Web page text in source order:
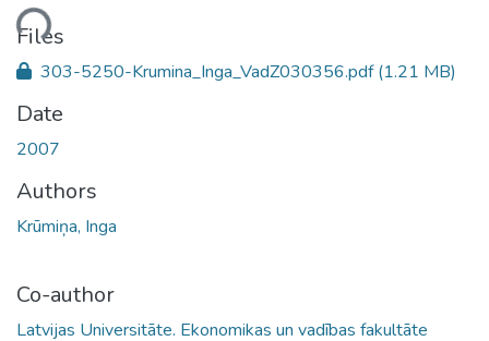
Files
303-5250-Krumina_Inga_VadZ030356.pdf(1.21 MB)
Date
2007
Authors
Krūmiņa, Inga
Co-author
Latvijas Universitāte. Ekonomikas un vadības fakultāte